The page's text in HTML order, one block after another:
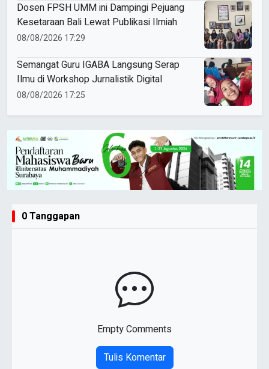
Dosen FPSH UMM ini Dampingi Pejuang
Kesetaraan Bali Lewat Publikasi Ilmiah
08/08/2026 17:29
Semangat Guru IGABA Langsung Serap
Ilmu di Workshop Jurnalistik Digital
08/08/2026 17:25
0 Tanggapan
Empty Comments
Tulis Komentar